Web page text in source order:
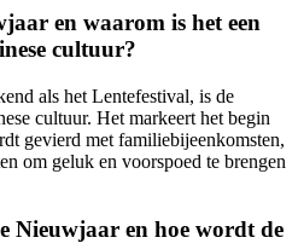
en waarom is het een
cultuur?
als het Lentefestival, is de
cultuur. Het markeert het begin
gevierd met familiebijeenkomsten,
om geluk en voorspoed te brengen
Nieuwjaar en hoe wordt de